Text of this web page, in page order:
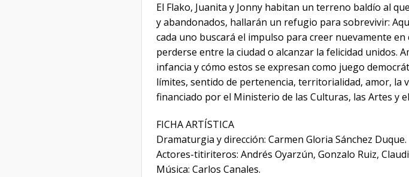
El Flako, Juanita y Jonny habitan un terreno baldío al
y abandonados, hallarán un refugio para sobrevivir:
cada uno buscará el impulso para creer nuevamente
perderse entre la ciudad o alcanzar la felicidad unidos.
infancia y cómo estos se expresan como juego
límites, sentido de pertenencia, territorialidad, amor, la
financiado por el Ministerio de las Culturas, las Artes y
FICHA ARTÍSTICA
Dramaturgia y dirección: Carmen Gloria Sánchez Duque.
Actores-titiriteros: Andrés Oyarzún, Gonzalo Ruiz,
Música: Carlos Canales.